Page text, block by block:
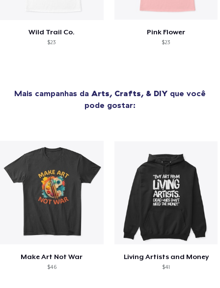
Wild Trail Co.
$23
Pink Flower
$23
Mais campanhas da Arts, Crafts, & DIY que você
pode gostar:
Make Art Not War
$46
Living Artists and Money
$41